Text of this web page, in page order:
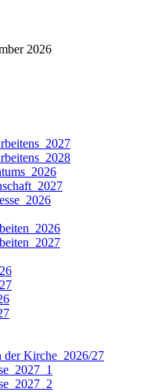
2026
der Kirche_2026/27